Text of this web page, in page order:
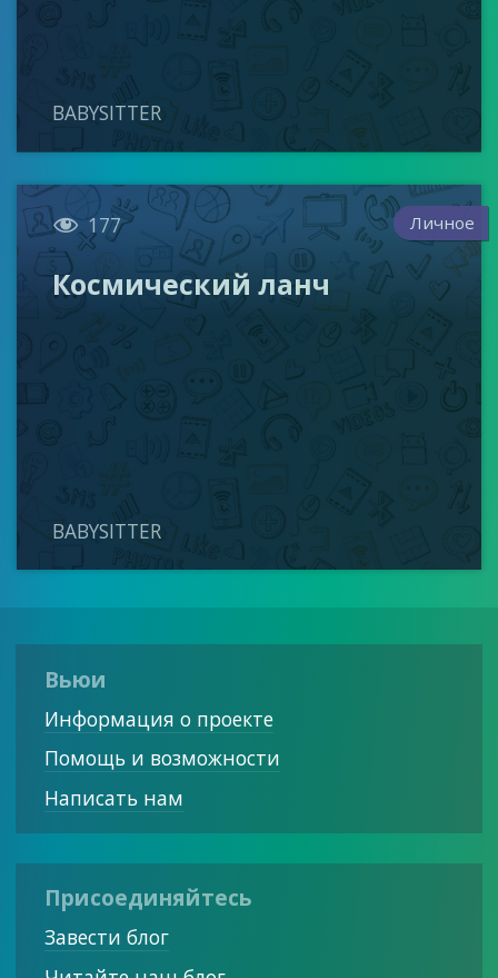
BABYSITTER
 177 Личное
Космический ланч
BABYSITTER
Вьюи
Информация о проекте
Помощь и возможности
Написать нам
Присоединяйтесь
Завести блог